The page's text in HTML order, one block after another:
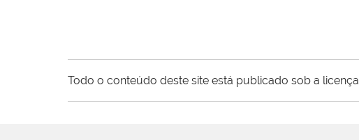
Todo o conteúdo deste site está publicado sob a licença